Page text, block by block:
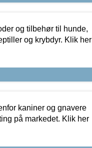
og tilbehør til hunde,
og krybdyr. Klik her
kaniner og gnavere
på markedet. Klik her